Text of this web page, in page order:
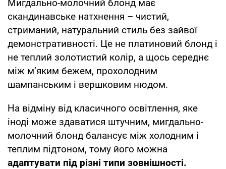
Мигдально-молочний блонд має
скандинавське натхнення – чистий,
стриманий, натуральний стиль без зайвої
демонстративності. Це не платиновий блонд і
не теплий золотистий колір, а щось середнє
між м’яким бежем, прохолодним
шампанським і вершковим нюдом.
На відміну від класичного освітлення, яке
іноді може здаватися штучним, мигдально-
молочний блонд балансує між холодним і
теплим підтоном, тому його можна
адаптувати під різні типи зовнішності.